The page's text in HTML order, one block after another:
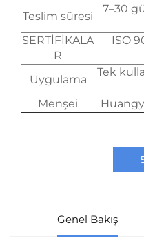
Teslim süresi
7–30
SERTİFİKALA
R
ISO
Uygulama
Tek
Menşei
Genel Bakış